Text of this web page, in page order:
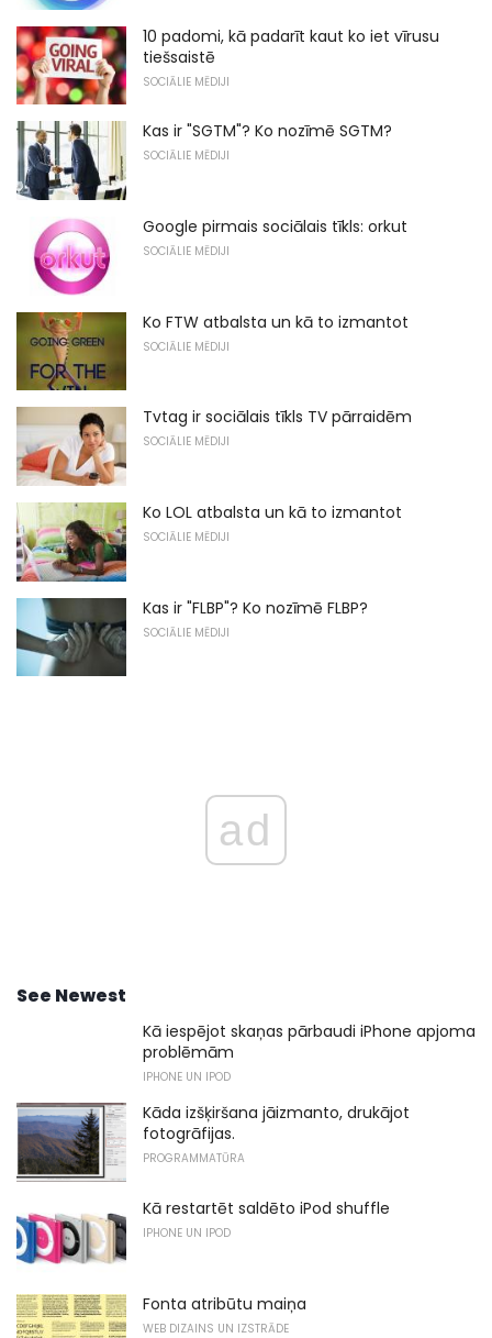
10 padomi, kā padarīt kaut ko iet vīrusu
tiešsaistē
SOCIĀLIE MĒDIJI
Kas ir "SGTM"? Ko nozīmē SGTM?
SOCIĀLIE MĒDIJI
Google pirmais sociālais tīkls: orkut
SOCIĀLIE MĒDIJI
Ko FTW atbalsta un kā to izmantot
SOCIĀLIE MĒDIJI
Tvtag ir sociālais tīkls TV pārraidēm
SOCIĀLIE MĒDIJI
Ko LOL atbalsta un kā to izmantot
SOCIĀLIE MĒDIJI
Kas ir "FLBP"? Ko nozīmē FLBP?
SOCIĀLIE MĒDIJI
ad
See Newest
Kā iespējot skaņas pārbaudi iPhone apjoma
problēmām
IPHONE UN IPOD
Kāda izšķiršana jāizmanto, drukājot
fotogrāfijas.
PROGRAMMATŪRA
Kā restartēt saldēto iPod shuffle
IPHONE UN IPOD
Fonta atribūtu maiņa
WEB DIZAINS UN IZSTRĀDE